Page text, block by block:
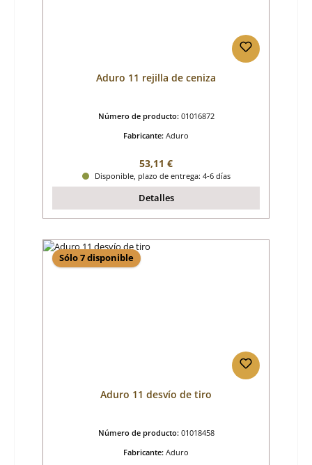
Aduro 11 rejilla de ceniza
Número de producto: 01016872
Fabricante: Aduro
Precio normal:
53,11 €
Disponible, plazo de entrega: 4-6 días
Detalles
Sólo 7 disponible
Aduro 11 desvío de tiro
Número de producto: 01018458
Fabricante: Aduro